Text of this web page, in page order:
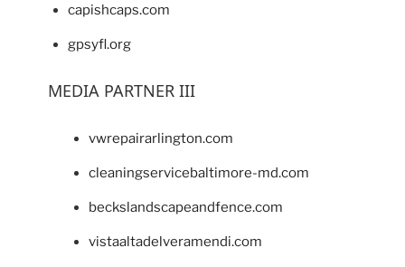
capishcaps.com
gpsyfl.org
MEDIA PARTNER III
vwrepairarlington.com
cleaningservicebaltimore-md.com
beckslandscapeandfence.com
vistaaltadelveramendi.com